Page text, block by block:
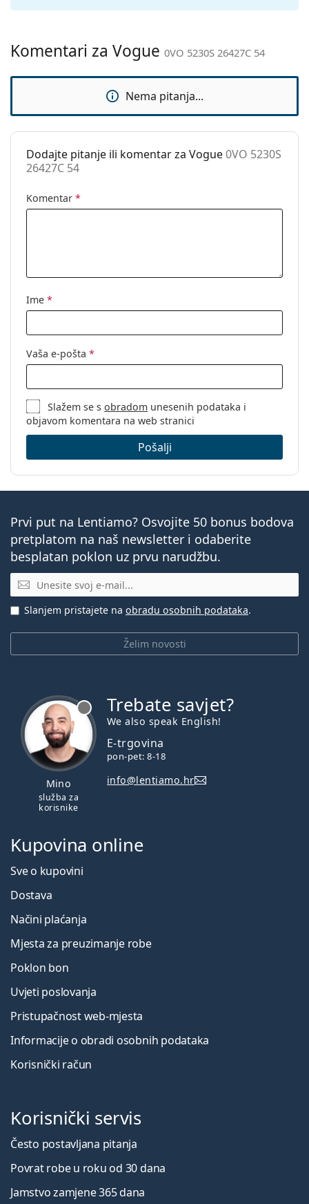
Kategorija:
Sunčane naočale
Marka:
Vogue
Moda
Komentari za Vogue 0VO 5230S 26427C 54
Nema pitanja...
Dodajte pitanje ili komentar za Vogue0VO 5230S
26427C 54
Komentar *
Ime *
Vaša e-pošta *
Slažem se sobradom unesenih podataka i
objavom komentara na web stranici
Pošalji
Prvi put na Lentiamo? Osvojite 50 bonus bodova
pretplatom na naš newsletter i odaberite
besplatan poklon uz prvu narudžbu.
E-mail
Želim novosti
Slanjem pristajete na obradu osobnih podataka.
Mino
služba za
korisnike
Trebate savjet?
We also speak English!
E-trgovina
pon-pet: 8-18
info@lentiamo.hr
Kupovina online
Sve o kupovini
Dostava
Načini plaćanja
Mjesta za preuzimanje robe
Poklon bon
Uvjeti poslovanja
Pristupačnost web-mjesta
Informacije o obradi osobnih podataka
Korisnički račun
Korisnički servis
Često postavljana pitanja
Povrat robe u roku od 30 dana
Jamstvo zamjene 365 dana